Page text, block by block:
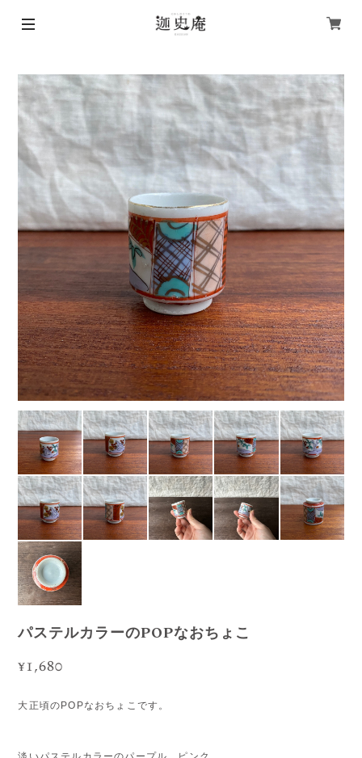
パステルカラーのPOPなおちょこ
¥1,680
大正頃のPOPなおちょこです。